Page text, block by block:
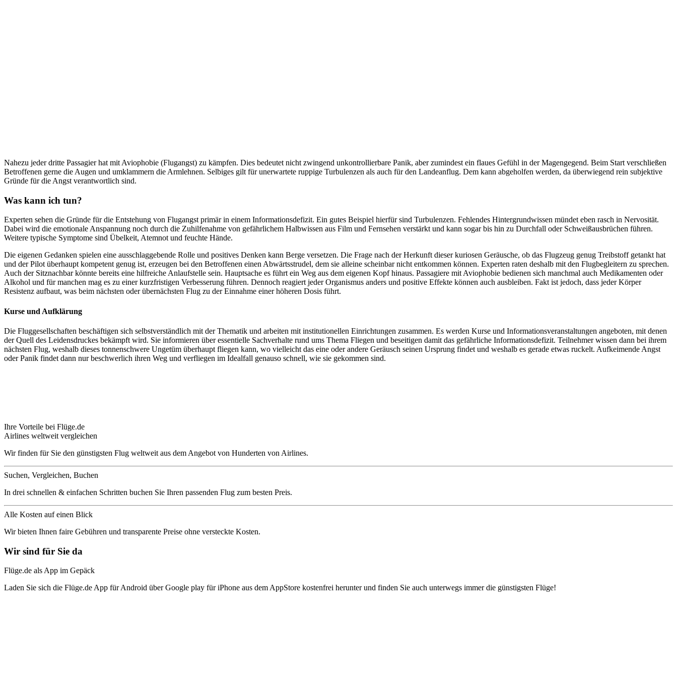
Nahezu jeder dritte Passagier hat mit Aviophobie (Flugangst) zu kämpfen. Dies bedeutet nicht zwingend unkontrollierbare Panik, aber zumindest ein flaues Gefühl in der Magengegend. Beim Start verschließen
Betroffenen gerne die Augen und umklammern die Armlehnen. Selbiges gilt für unerwartete ruppige Turbulenzen als auch für den Landeanflug. Dem kann abgeholfen werden, da überwiegend rein subjektive
Gründe für die Angst verantwortlich sind.
Was kann ich tun?
Experten sehen die Gründe für die Entstehung von Flugangst primär in einem Informationsdefizit. Ein gutes Beispiel hierfür sind Turbulenzen. Fehlendes Hintergrundwissen mündet eben rasch in Nervosität.
Dabei wird die emotionale Anspannung noch durch die Zuhilfenahme von gefährlichem Halbwissen aus Film und Fernsehen verstärkt und kann sogar bis hin zu Durchfall oder Schweißausbrüchen führen.
Weitere typische Symptome sind Übelkeit, Atemnot und feuchte Hände.
Die eigenen Gedanken spielen eine ausschlaggebende Rolle und positives Denken kann Berge versetzen. Die Frage nach der Herkunft dieser kuriosen Geräusche, ob das Flugzeug genug Treibstoff getankt hat
und der Pilot überhaupt kompetent genug ist, erzeugen bei den Betroffenen einen Abwärtsstrudel, dem sie alleine scheinbar nicht entkommen können. Experten raten deshalb mit den Flugbegleitern zu sprechen.
Auch der Sitznachbar könnte bereits eine hilfreiche Anlaufstelle sein. Hauptsache es führt ein Weg aus dem eigenen Kopf hinaus. Passagiere mit Aviophobie bedienen sich manchmal auch Medikamenten oder
Alkohol und für manchen mag es zu einer kurzfristigen Verbesserung führen. Dennoch reagiert jeder Organismus anders und positive Effekte können auch ausbleiben. Fakt ist jedoch, dass jeder Körper
Resistenz aufbaut, was beim nächsten oder übernächsten Flug zu der Einnahme einer höheren Dosis führt.
Kurse und Aufklärung
Die Fluggesellschaften beschäftigen sich selbstverständlich mit der Thematik und arbeiten mit institutionellen Einrichtungen zusammen. Es werden Kurse und Informationsveranstaltungen angeboten, mit denen
der Quell des Leidensdruckes bekämpft wird. Sie informieren über essentielle Sachverhalte rund ums Thema Fliegen und beseitigen damit das gefährliche Informationsdefizit. Teilnehmer wissen dann bei ihrem
nächsten Flug, weshalb dieses tonnenschwere Ungetüm überhaupt fliegen kann, wo vielleicht das eine oder andere Geräusch seinen Ursprung findet und weshalb es gerade etwas ruckelt. Aufkeimende Angst
oder Panik findet dann nur beschwerlich ihren Weg und verfliegen im Idealfall genauso schnell, wie sie gekommen sind.
Ihre Vorteile bei Flüge.de
Airlines weltweit vergleichen
Wir finden für Sie den günstigsten Flug weltweit aus dem Angebot von Hunderten von Airlines.
Suchen, Vergleichen, Buchen
In drei schnellen & einfachen Schritten buchen Sie Ihren passenden Flug zum besten Preis.
Alle Kosten auf einen Blick
Wir bieten Ihnen faire Gebühren und transparente Preise ohne versteckte Kosten.
Wir sind für Sie da
Flüge.de als App im Gepäck
Laden Sie sich die Flüge.de App für Android über Google play für iPhone aus dem AppStore kostenfrei herunter und finden Sie auch unterwegs immer die günstigsten Flüge!